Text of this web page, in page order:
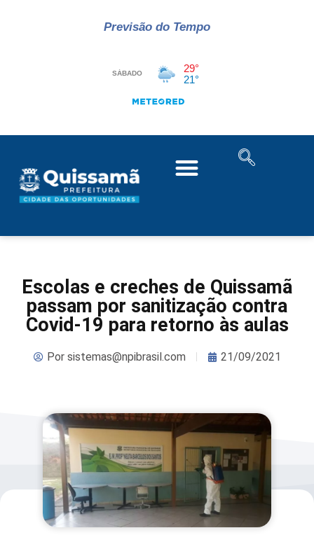
Previsão do Tempo
Escolas e creches de Quissamã
passam por sanitização contra
Covid-19 para retorno às aulas
Porsistemas@npibrasil.com 21/09/2021